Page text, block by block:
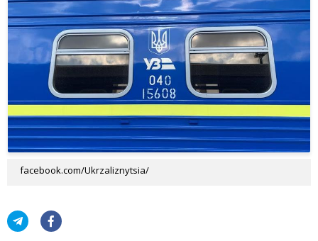
facebook.com/Ukrzaliznytsia/